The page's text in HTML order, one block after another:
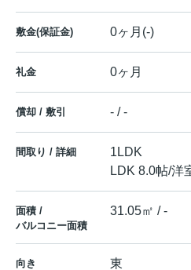
敷金(保証金) 0ヶ月(-)
礼金 0ヶ月
償却 / 敷引 - / -
間取り / 詳細
1LDK
LDK 8.0帖/洋
面積 /
バルコニー面積
31.05㎡ / -
向き 東